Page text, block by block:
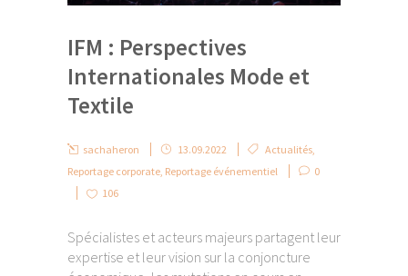
IFM : Perspectives
Internationales Mode et
Textile
sachaheron 13.09.2022 Actualités,
Reportage corporate, Reportage événementiel
0
106
Spécialistes et acteurs majeurs partagent leur
expertise et leur vision sur la conjoncture